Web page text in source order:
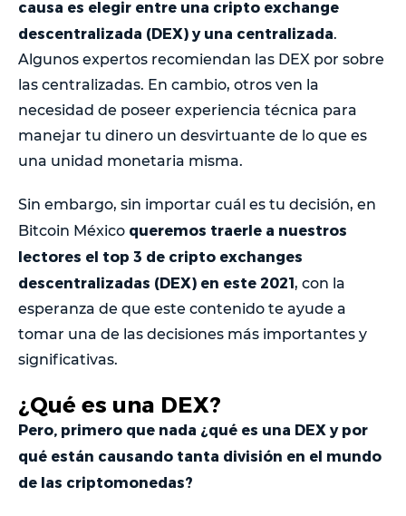
causa es elegir entre una cripto exchange
descentralizada (DEX) y una centralizada.
Algunos expertos recomiendan las DEX por sobre
las centralizadas. En cambio, otros ven la
necesidad de poseer experiencia técnica para
manejar tu dinero un desvirtuante de lo que es
una unidad monetaria misma.
Sin embargo, sin importar cuál es tu decisión, en
Bitcoin México queremos traerle a nuestros
lectores el top 3 de cripto exchanges
descentralizadas (DEX) en este 2021, con la
esperanza de que este contenido te ayude a
tomar una de las decisiones más importantes y
significativas.
¿Qué es una DEX?
Pero, primero que nada ¿qué es una DEX y por
qué están causando tanta división en el mundo
de las criptomonedas?